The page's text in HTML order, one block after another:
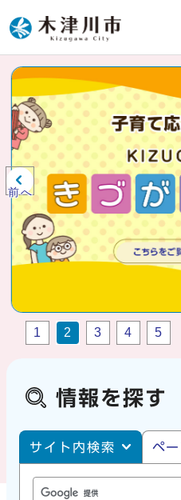
ページの先頭です
ここから本文です
ビジュアルエリ
らの紹介、お知
前へ
1 2 3 4 5
情報を探す
サイト内・ページID検索
サイト内検索 ペ